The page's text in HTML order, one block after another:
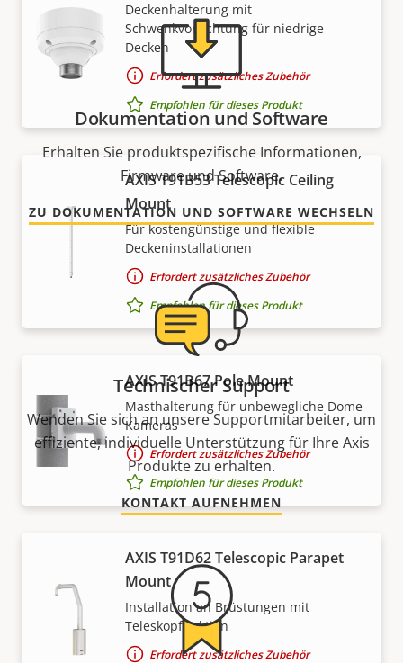
Deckenhalterung mit
Schwenkvorrichtung für niedrige
Decken
Erfordert zusätzliches Zubehör
Empfohlen für dieses Produkt
AXIS T91B53 Telescopic Ceiling
Mount
Für kostengünstige und flexible
Deckeninstallationen
Erfordert zusätzliches Zubehör
Empfohlen für dieses Produkt
AXIS T91B67 Pole Mount
Masthalterung für unbewegliche Dome-
Kameras
Erfordert zusätzliches Zubehör
Empfohlen für dieses Produkt
AXIS T91D62 Telescopic Parapet
Mount
Installation an Brüstungen mit
Teleskopfunktion
Erfordert zusätzliches Zubehör
Dokumentation und Software
Erhalten Sie produktspezifische Informationen,
Firmware und Software.
ZU DOKUMENTATION UND SOFTWARE WECHSELN
Technischer Support
Wenden Sie sich an unsere Supportmitarbeiter, um
effiziente, individuelle Unterstützung für Ihre Axis
Produkte zu erhalten.
KONTAKT AUFNEHMEN